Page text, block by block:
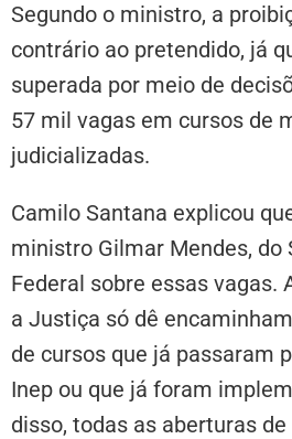
Segundo o ministro, a
contrário ao pretendido, já
superada por meio de
57 mil vagas em cursos de
judicializadas.
Camilo Santana explicou
ministro Gilmar Mendes, do
Federal sobre essas vagas.
a Justiça só dê
de cursos que já passaram
Inep ou que já foram
disso, todas as aberturas